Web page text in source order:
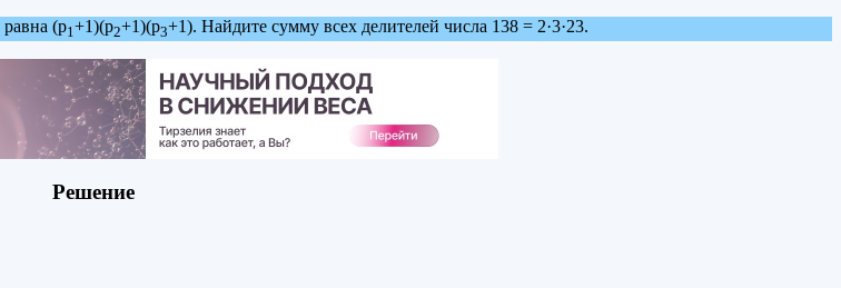
равна (р1 +1)(р2+1)(р3+1). Найдите сумму всех делителей числа 138 = 2·3·23.
Решение